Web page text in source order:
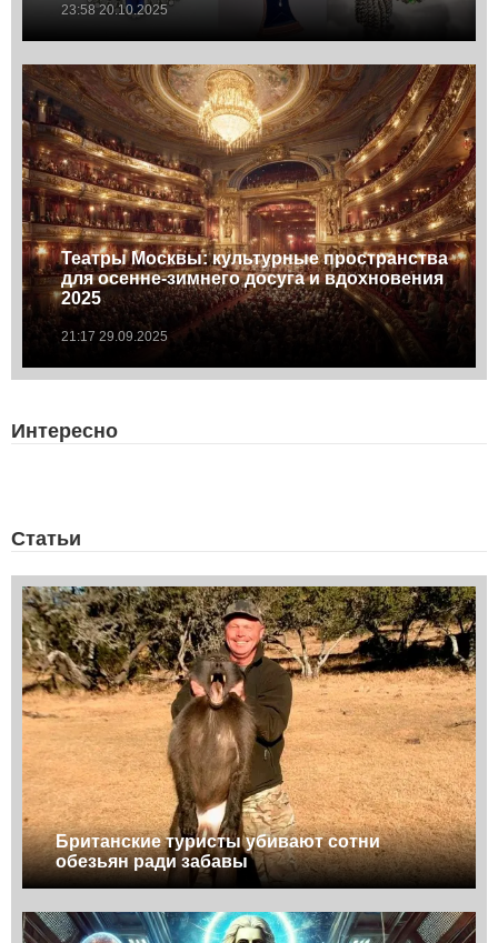
23:58 20.10.2025
Театры Москвы: культурные пространства
для осенне-зимнего досуга и вдохновения
2025
21:17 29.09.2025
Интересно
Статьи
Британские туристы убивают сотни
обезьян ради забавы